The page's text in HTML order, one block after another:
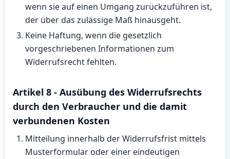
wenn sie auf einen Umgang zurückzuführen ist,
der über das zulässige Maß hinausgeht.
Keine Haftung, wenn die gesetzlich
vorgeschriebenen Informationen zum
Widerrufsrecht fehlten.
Artikel 8 - Ausübung des Widerrufsrechts
durch den Verbraucher und die damit
verbundenen Kosten
Mitteilung innerhalb der Widerrufsfrist mittels
Musterformular oder einer eindeutigen